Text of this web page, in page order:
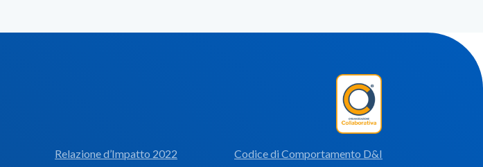
Relazione d’Impatto 2022
Codice di Comportamento D&I